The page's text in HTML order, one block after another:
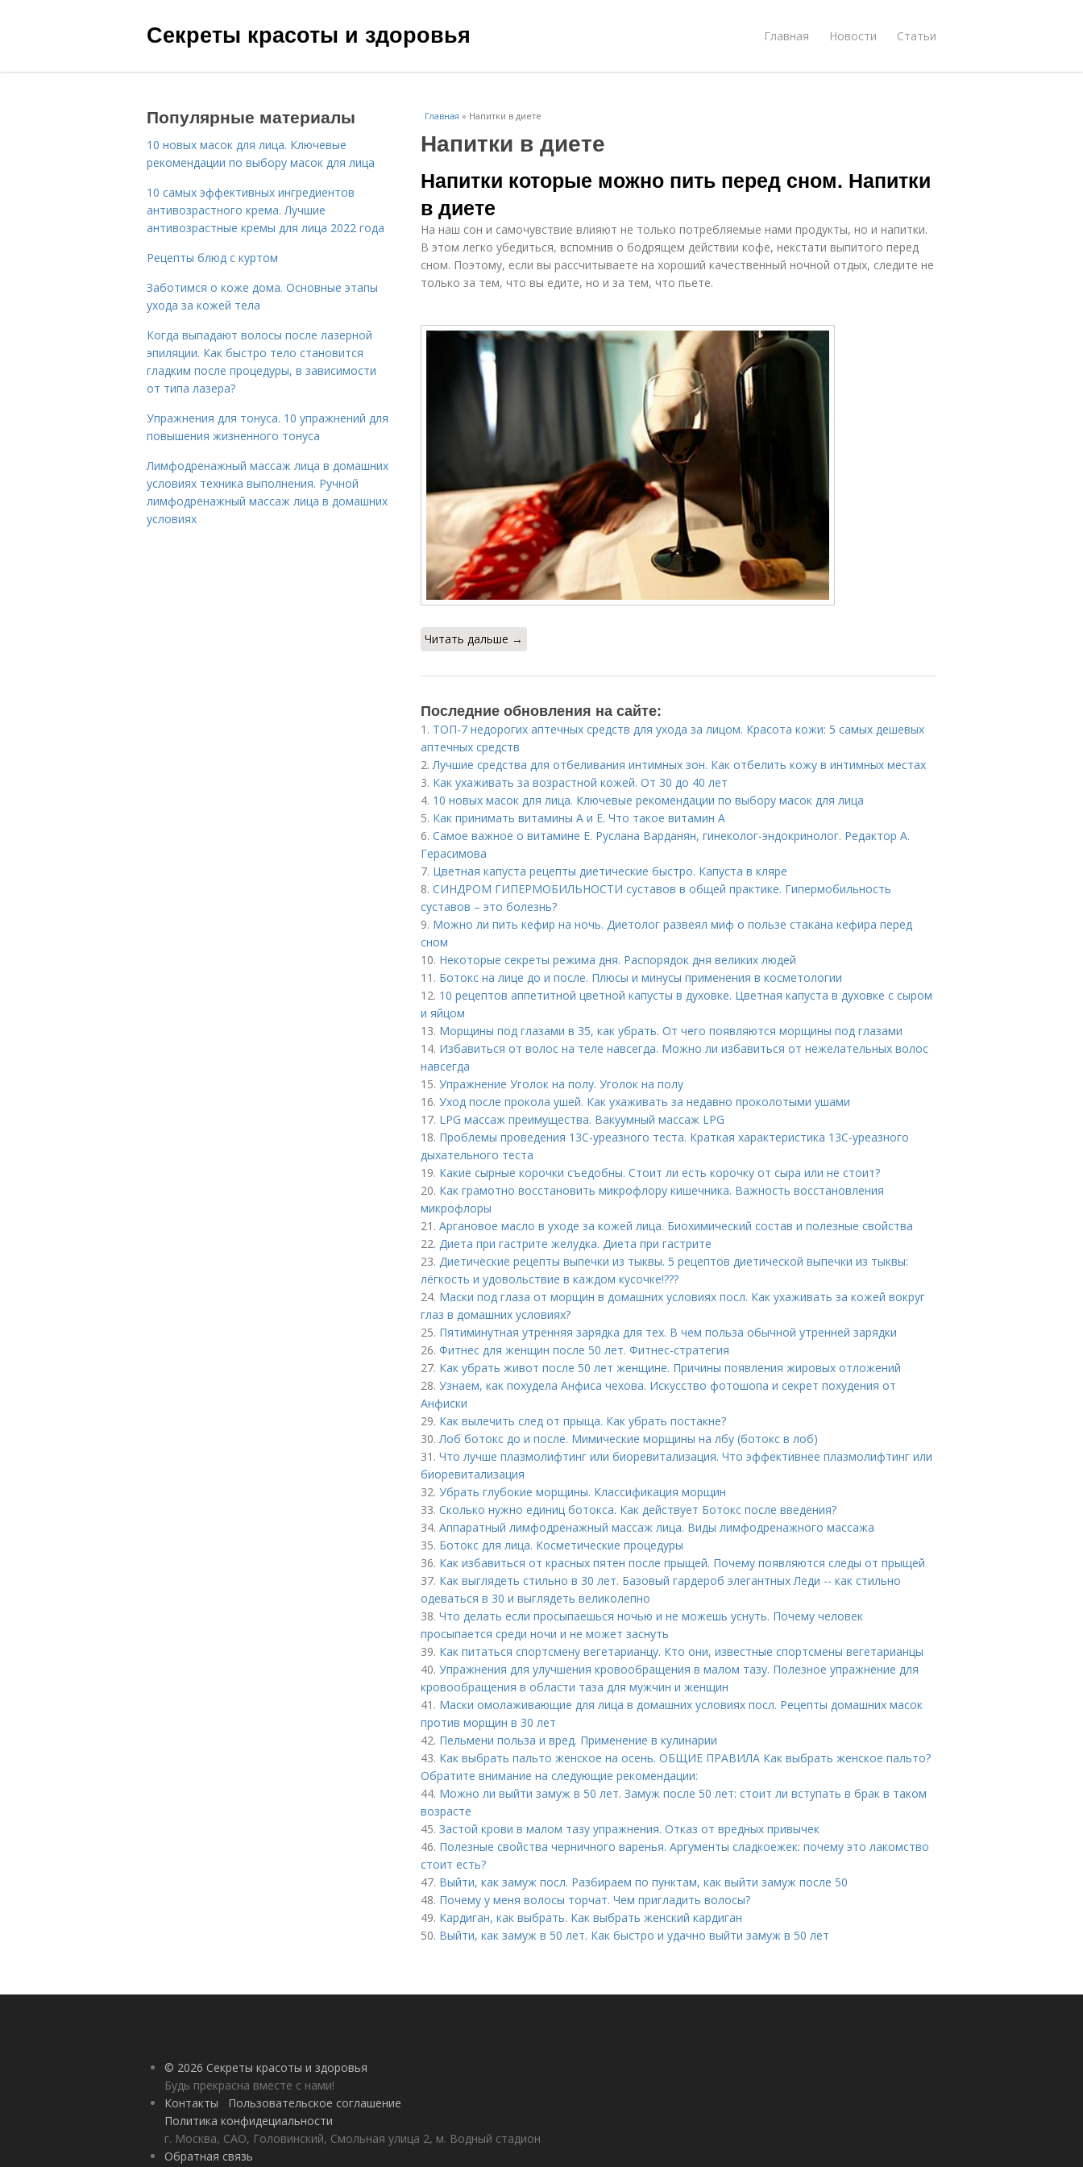
Секреты красоты и здоровья Главная Новости Статьи
Главная » Напитки в диете
Напитки в диете
Напитки которые можно пить перед сном. Напитки
в диете
На наш сон и самочувствие влияют не только потребляемые нами продукты, но и напитки.
В этом легко убедиться, вспомнив о бодрящем действии кофе, некстати выпитого перед
сном. Поэтому, если вы рассчитываете на хороший качественный ночной отдых, следите не
только за тем, что вы едите, но и за тем, что пьете.
Читать дальше →
Последние обновления на сайте:
1. ТОП-7 недорогих аптечных средств для ухода за лицом. Красота кожи: 5 самых дешевых
аптечных средств
2.Лучшие средства для отбеливания интимных зон. Как отбелить кожу в интимных местах
3. Как ухаживать за возрастной кожей. От 30 до 40 лет
4. 10 новых масок для лица. Ключевые рекомендации по выбору масок для лица
5. Как принимать витамины А и Е. Что такое витамин А
6. Самое важное о витамине Е. Руслана Варданян, гинеколог-эндокринолог. Редактор А.
Герасимова
7. Цветная капуста рецепты диетические быстро. Капуста в кляре
8. СИНДРОМ ГИПЕРМОБИЛЬНОСТИ суставов в общей практике. Гипермобильность
суставов – это болезнь?
9. Можно ли пить кефир на ночь. Диетолог развеял миф о пользе стакана кефира перед
сном
10. Некоторые секреты режима дня. Распорядок дня великих людей
11. Ботокс на лице до и после. Плюсы и минусы применения в косметологии
12. 10 рецептов аппетитной цветной капусты в духовке. Цветная капуста в духовке с сыром
и яйцом
13. Морщины под глазами в 35, как убрать. От чего появляются морщины под глазами
14. Избавиться от волос на теле навсегда. Можно ли избавиться от нежелательных волос
навсегда
15. Упражнение Уголок на полу. Уголок на полу
16. Уход после прокола ушей. Как ухаживать за недавно проколотыми ушами
17. LPG массаж преимущества. Вакуумный массаж LPG
18. Проблемы проведения 13С-уреазного теста. Краткая характеристика 13С-уреазного
дыхательного теста
19. Какие сырные корочки съедобны. Стоит ли есть корочку от сыра или не стоит?
20. Как грамотно восстановить микрофлору кишечника. Важность восстановления
микрофлоры
21. Аргановое масло в уходе за кожей лица. Биохимический состав и полезные свойства
22. Диета при гастрите желудка. Диета при гастрите
23. Диетические рецепты выпечки из тыквы. 5 рецептов диетической выпечки из тыквы:
лёгкость и удовольствие в каждом кусочке!???
24. Маски под глаза от морщин в домашних условиях посл. Как ухаживать за кожей вокруг
глаз в домашних условиях?
25. Пятиминутная утренняя зарядка для тех. В чем польза обычной утренней зарядки
26. Фитнес для женщин после 50 лет. Фитнес-стратегия
27. Как убрать живот после 50 лет женщине. Причины появления жировых отложений
28. Узнаем, как похудела Анфиса чехова. Искусство фотошопа и секрет похудения от
Анфиски
29. Как вылечить след от прыща. Как убрать постакне?
30.Лоб ботокс до и после. Мимические морщины на лбу (ботокс в лоб)
31. Что лучше плазмолифтинг или биоревитализация. Что эффективнее плазмолифтинг или
биоревитализация
32. Убрать глубокие морщины. Классификация морщин
33. Сколько нужно единиц ботокса. Как действует Ботокс после введения?
34. Аппаратный лимфодренажный массаж лица. Виды лимфодренажного массажа
35. Ботокс для лица. Косметические процедуры
36. Как избавиться от красных пятен после прыщей. Почему появляются следы от прыщей
37. Как выглядеть стильно в 30 лет. Базовый гардероб элегантных Леди -- как стильно
одеваться в 30 и выглядеть великолепно
38. Что делать если просыпаешься ночью и не можешь уснуть. Почему человек
просыпается среди ночи и не может заснуть
39. Как питаться спортсмену вегетарианцу. Кто они, известные спортсмены вегетарианцы
40. Упражнения для улучшения кровообращения в малом тазу. Полезное упражнение для
кровообращения в области таза для мужчин и женщин
41. Маски омолаживающие для лица в домашних условиях посл. Рецепты домашних масок
против морщин в 30 лет
42. Пельмени польза и вред. Применение в кулинарии
43. Как выбрать пальто женское на осень. ОБЩИЕ ПРАВИЛА Как выбрать женское пальто?
Обратите внимание на следующие рекомендации:
44. Можно ли выйти замуж в 50 лет. Замуж после 50 лет: стоит ли вступать в брак в таком
возрасте
45. Застой крови в малом тазу упражнения. Отказ от вредных привычек
46. Полезные свойства черничного варенья. Аргументы сладкоежек: почему это лакомство
стоит есть?
47. Выйти, как замуж посл. Разбираем по пунктам, как выйти замуж после 50
48. Почему у меня волосы торчат. Чем пригладить волосы?
49. Кардиган, как выбрать. Как выбрать женский кардиган
50. Выйти, как замуж в 50 лет. Как быстро и удачно выйти замуж в 50 лет
Популярные материалы
10 новых масок для лица. Ключевые
рекомендации по выбору масок для лица
10 самых эффективных ингредиентов
антивозрастного крема. Лучшие
антивозрастные кремы для лица 2022 года
Рецепты блюд с куртом
Заботимся о коже дома. Основные этапы
ухода за кожей тела
Когда выпадают волосы после лазерной
эпиляции. Как быстро тело становится
гладким после процедуры, в зависимости
от типа лазера?
Упражнения для тонуса. 10 упражнений для
повышения жизненного тонуса
Лимфодренажный массаж лица в домашних
условиях техника выполнения. Ручной
лимфодренажный массаж лица в домашних
условиях
© 2026 Секреты красоты и здоровья
Будь прекрасна вместе с нами!
Контакты
Пользовательское соглашение
Политика конфидециальности
г. Москва, САО, Головинский, Смольная улица 2, м. Водный стадион
Обратная связь